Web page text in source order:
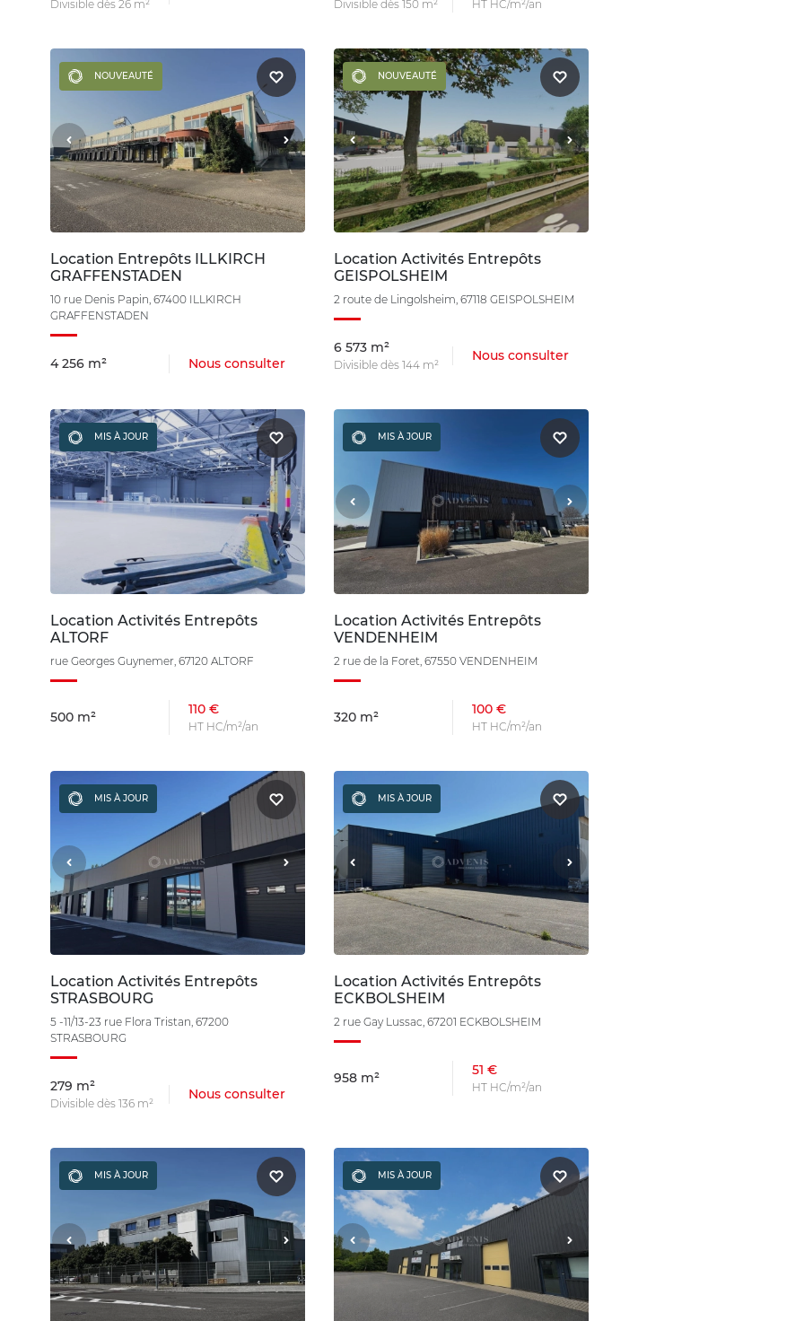
Divisible dès 26 m² Divisible dès 150 m² HT HC/m²/an
NOUVEAUTÉ
Location Entrepôts ILLKIRCH
GRAFFENSTADEN
10 rue Denis Papin, 67400 ILLKIRCH
GRAFFENSTADEN
4 256 m² Nous consulter
NOUVEAUTÉ
Location Activités Entrepôts
GEISPOLSHEIM
2 route de Lingolsheim, 67118 GEISPOLSHEIM
6 573 m²
Divisible dès 144 m²
Nous consulter
MIS À JOUR
Location Activités Entrepôts
ALTORF
rue Georges Guynemer, 67120 ALTORF
500 m² 110 €
HT HC/m²/an
MIS À JOUR
Location Activités Entrepôts
VENDENHEIM
2 rue de la Foret, 67550 VENDENHEIM
320 m² 100 €
HT HC/m²/an
MIS À JOUR
Location Activités Entrepôts
STRASBOURG
5 -11/13-23 rue Flora Tristan, 67200
STRASBOURG
279 m²
Divisible dès 136 m²
Nous consulter
MIS À JOUR
Location Activités Entrepôts
ECKBOLSHEIM
2 rue Gay Lussac, 67201 ECKBOLSHEIM
958 m² 51 €
HT HC/m²/an
MIS À JOUR MIS À JOUR